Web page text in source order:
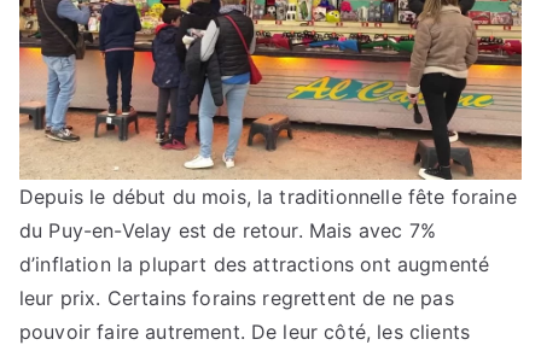
Depuis le début du mois, la traditionnelle fête foraine
du Puy-en-Velay est de retour. Mais avec 7%
d’inflation la plupart des attractions ont augmenté
leur prix. Certains forains regrettent de ne pas
pouvoir faire autrement. De leur côté, les clients